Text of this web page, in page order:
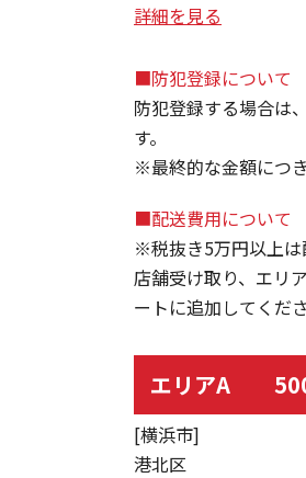
詳細を見る
■防犯登録について
防犯登録する場合は
す。
※最終的な金額につ
■配送費用について
※税抜き5万円以上は
店舗受け取り、エリ
ートに追加してくださ
エリアA
[横浜市]
港北区